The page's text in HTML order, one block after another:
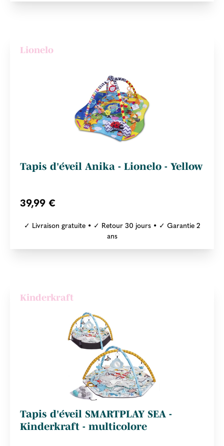
Lionelo
Tapis d'éveil Anika - Lionelo - Yellow
39,99 €
✓ Livraison gratuite • ✓ Retour 30 jours • ✓ Garantie 2
ans
Kinderkraft
Tapis d'éveil SMARTPLAY SEA -
Kinderkraft - multicolore